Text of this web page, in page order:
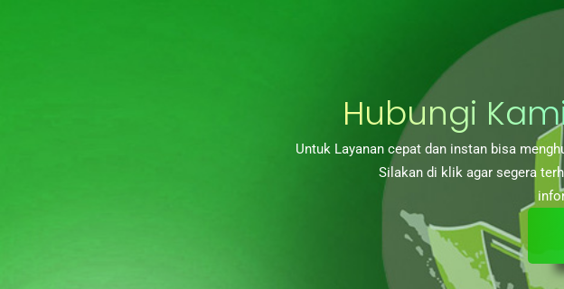
Hubungi
Untuk Layanan cepat dan instan bisa
Silakan di klik agar segera